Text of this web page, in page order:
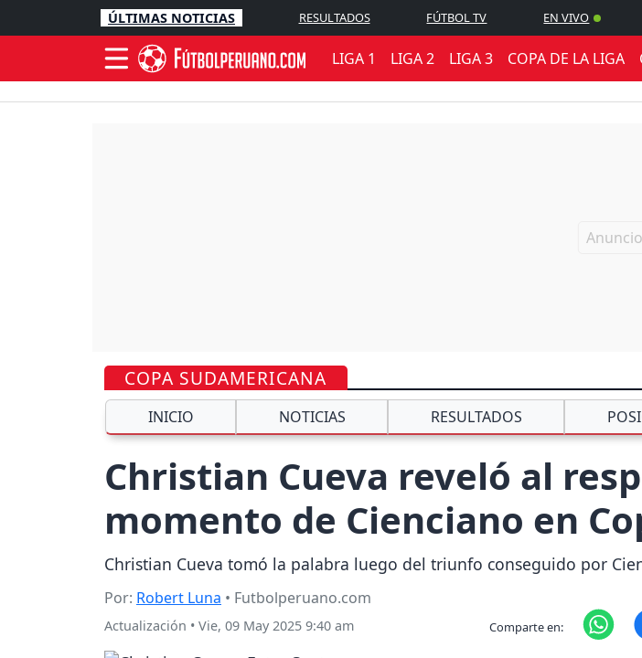
ÚLTIMAS NOTICIAS RESULTADOS FÚTBOL TV EN VIVO
LIGA 1 LIGA 2 LIGA 3 COPA DE LA LIGA
COPA SUDAMERICANA
INICIO NOTICIAS RESULTADOS
Christian Cueva reveló al
momento de Cienciano en
Christian Cueva tomó la palabra luego del triunfo conseguido por
Por: Robert Luna • Futbolperuano.com
Actualización • Vie, 09 May 2025 9:40 am Comparte en: